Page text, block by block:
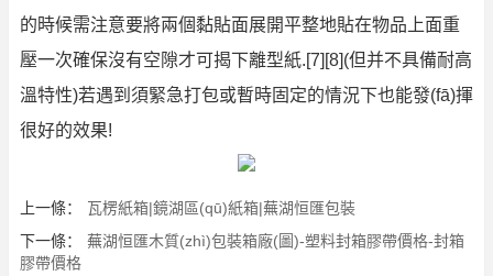
的時候需注意要將兩個黏貼面展開平整地貼在物品上面重
壓一次確保沒有空隙才可揭下離型紙.[7][8](但并不具備耐高
溫特性)若遇到須緊急打包或暫時固定的情況下也能發(fā)揮
很好的效果!
上一條：
瓦楞紙箱|鏡湖區(qū)紙箱|蕪湖恒匯包裝
下一條：
蕪湖恒匯木質(zhì)包裝箱廠(圖)-塑料封箱膠帶價格-封箱
膠帶價格